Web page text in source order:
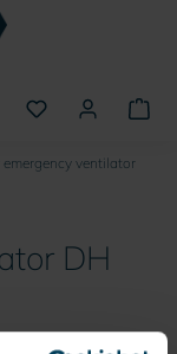
ventilator
DH